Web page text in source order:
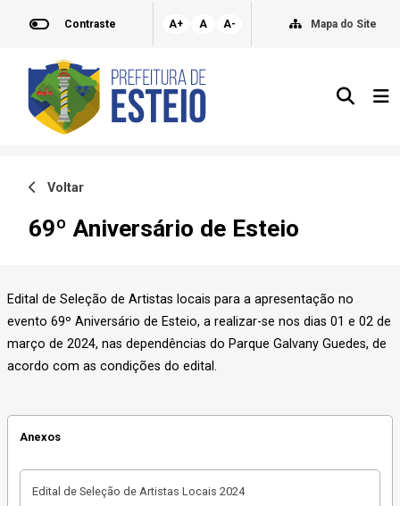
Contraste A+ A A- Mapa do Site
Voltar
69º Aniversário de Esteio
Edital de Seleção de Artistas locais para a apresentação no
evento 69º Aniversário de Esteio, a realizar-se nos dias 01 e 02 de
março de 2024, nas dependências do Parque Galvany Guedes, de
acordo com as condições do edital.
Anexos
Edital de Seleção de Artistas Locais 2024